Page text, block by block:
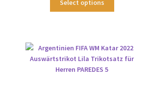
Select options
auf.
Die